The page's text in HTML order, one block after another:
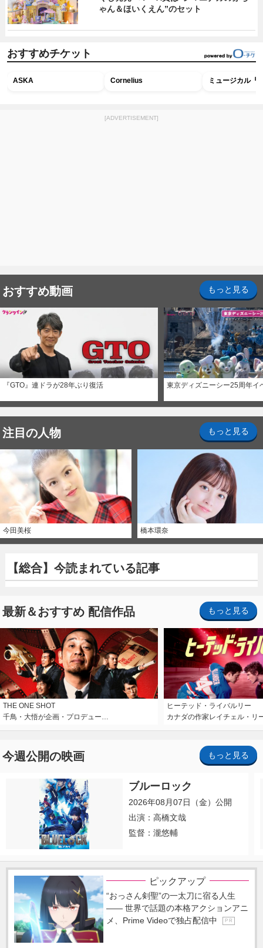
ゃん＆ほいくえん”のセット
おすすめチケット
ASKA Cornelius ミュージカル『
[ADVERTISEMENT]
おすすめ動画 もっと見る
『GTO』連ドラが28年ぶり復活 東京ディズニーシー25周年イ
注目の人物 もっと見る
今田美桜 橋本環奈
【総合】今読まれている記事
最新＆おすすめ 配信作品 もっと見る
THE ONE SHOT
千鳥・大悟が企画・プロデュー…
ヒーテッド・ライバルリー
カナダの作家レイチェル・リ
今週公開の映画 もっと見る
ブルーロック
2026年08月07日（金）公開
出演：高橋文哉
監督：瀧悠輔
ピックアップ
“おっさん剣聖”の一太刀に宿る人生
―― 世界で話題の本格アクションアニ
メ、Prime Videoで独占配信中
P R